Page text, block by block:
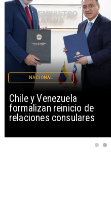
Chile y Venezuela
formalizan reinicio de
relaciones consulares
NACIONAL